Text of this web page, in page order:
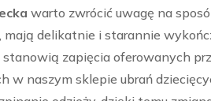
warto zwrócić uwagę na
delikatnie i starannie
zapięcia oferowanych
w naszym sklepie ubrań